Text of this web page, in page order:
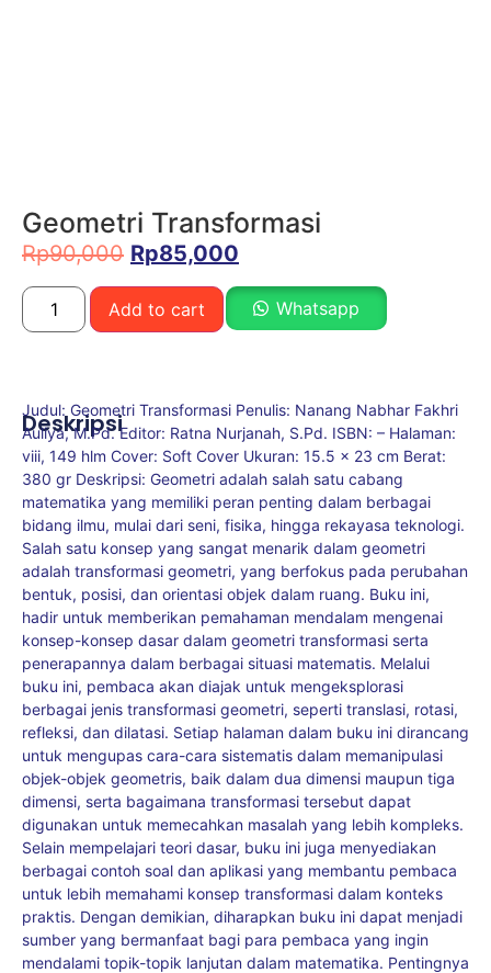
Geometri Transformasi
Rp90,000 Rp85,000
Add to cart Whatsapp
Deskripsi
Judul: Geometri Transformasi Penulis: Nanang Nabhar Fakhri
Auliya, M.Pd. Editor: Ratna Nurjanah, S.Pd. ISBN: – Halaman:
viii, 149 hlm Cover: Soft Cover Ukuran: 15.5 x 23 cm Berat:
380 gr Deskripsi: Geometri adalah salah satu cabang
matematika yang memiliki peran penting dalam berbagai
bidang ilmu, mulai dari seni, fisika, hingga rekayasa teknologi.
Salah satu konsep yang sangat menarik dalam geometri
adalah transformasi geometri, yang berfokus pada perubahan
bentuk, posisi, dan orientasi objek dalam ruang. Buku ini,
hadir untuk memberikan pemahaman mendalam mengenai
konsep-konsep dasar dalam geometri transformasi serta
penerapannya dalam berbagai situasi matematis. Melalui
buku ini, pembaca akan diajak untuk mengeksplorasi
berbagai jenis transformasi geometri, seperti translasi, rotasi,
refleksi, dan dilatasi. Setiap halaman dalam buku ini dirancang
untuk mengupas cara-cara sistematis dalam memanipulasi
objek-objek geometris, baik dalam dua dimensi maupun tiga
dimensi, serta bagaimana transformasi tersebut dapat
digunakan untuk memecahkan masalah yang lebih kompleks.
Selain mempelajari teori dasar, buku ini juga menyediakan
berbagai contoh soal dan aplikasi yang membantu pembaca
untuk lebih memahami konsep transformasi dalam konteks
praktis. Dengan demikian, diharapkan buku ini dapat menjadi
sumber yang bermanfaat bagi para pembaca yang ingin
mendalami topik-topik lanjutan dalam matematika. Pentingnya